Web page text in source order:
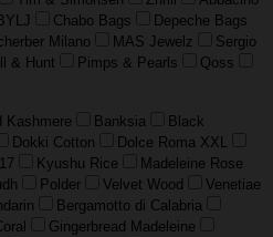
Chabo Bags
Depeche Bags
Milano MAS Jewelz
Sergio
& Hunt Pimps & Pearls
Qoss
Kashmere Banksia
Black
Dokki Cotton
Dolce Roma XXL
Kyushu Rice
Madeleine Rose
Polder Velvet Wood
Venetiae
Bergamotto di Calabria
Gingerbread Madeleine